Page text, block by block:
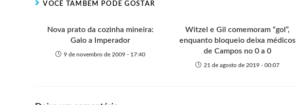
e
k
p
e
VOCÊ TAMBÉM PODE GOSTAR
Nova prato da cozinha mineira:
Galo a Imperador
9 de novembro de 2009 - 17:40
Witzel e Gil comemoram “gol”,
enquanto bloqueio deixa médicos
de Campos no 0 a 0
21 de agosto de 2019 - 00:07